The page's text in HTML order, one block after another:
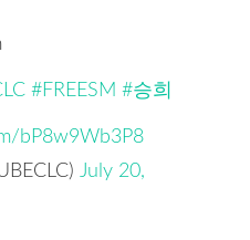
#FREESM #승희
bP8w9Wb3P8
July 20,